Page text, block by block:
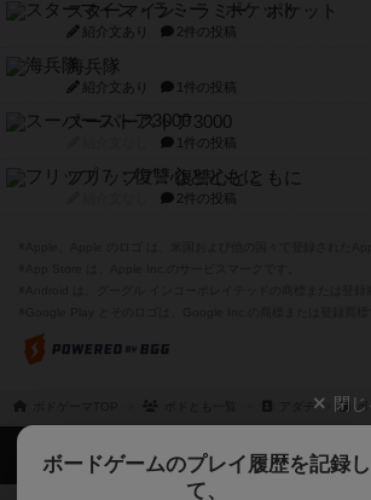
スターマイン・ラミー ポケット
紹介文あり 2件の投稿
海兵隊
紹介文あり 1件の投稿
スーパーストア3000
1件の投稿
フリップ７：復讐心とともに
2件の投稿
アダチ ボ
閉じ
ボードゲームのプレイ履歴を記録し
て、
ボドゲーマTOP